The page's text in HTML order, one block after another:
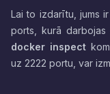
Lai to izdarītu, jums
ports, kurā
docker inspect
uz 2222 portu, var